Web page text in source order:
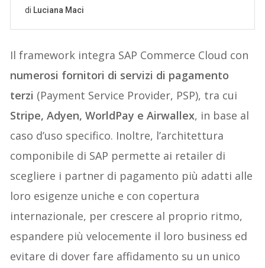
Il framework integra SAP Commerce Cloud con
numerosi fornitori di servizi di pagamento
terzi (Payment Service Provider, PSP), tra cui
Stripe, Adyen, WorldPay e Airwallex, in base al
caso d’uso specifico. Inoltre, l’architettura
componibile di SAP permette ai retailer di
scegliere i partner di pagamento più adatti alle
loro esigenze uniche e con copertura
internazionale, per crescere al proprio ritmo,
espandere più velocemente il loro business ed
evitare di dover fare affidamento su un unico